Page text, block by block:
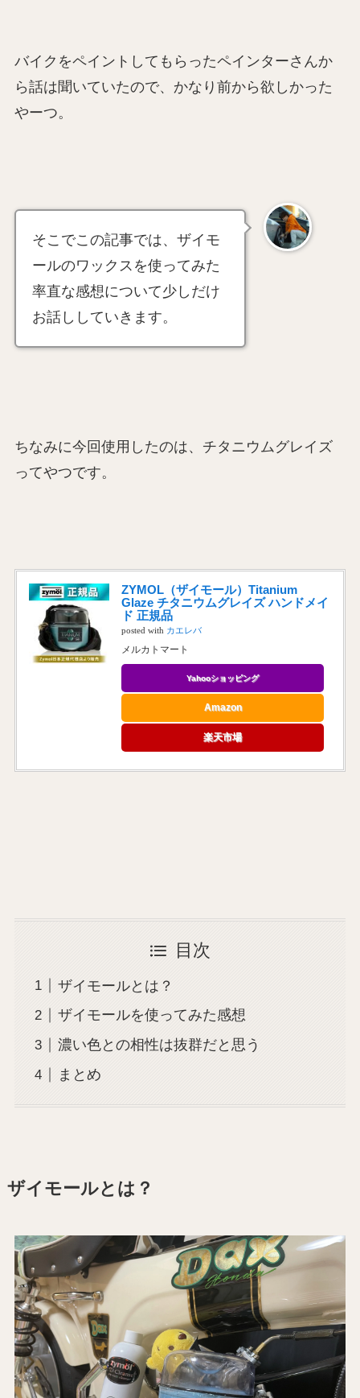
バイクをペイントしてもらったペインターさんか
ら話は聞いていたので、かなり前から欲しかった
やーつ。
そこでこの記事では、ザイモ
ールのワックスを使ってみた
率直な感想について少しだけ
お話ししていきます。
ちなみに今回使用したのは、チタニウムグレイズ
ってやつです。
ZYMOL（ザイモール）Titanium
Glaze チタニウムグレイズ ハンドメイ
ド 正規品
posted with カエレバ
メルカトマート
Yahooショッピング
Amazon
楽天市場
目次
ザイモールとは？
ザイモールを使ってみた感想
濃い色との相性は抜群だと思う
まとめ
ザイモールとは？